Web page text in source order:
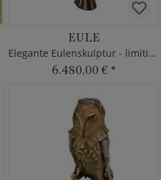
EULE
Elegante Eulenskulptur - limitierte Bronze
6.480,00 € *